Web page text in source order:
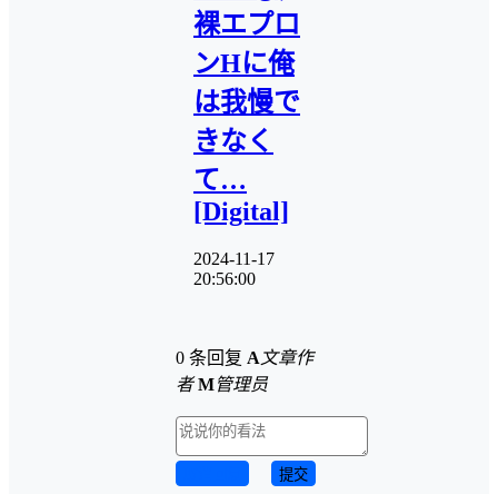
裸エプロ
ンHに俺
は我慢で
きなく
て…
[Digital]
2024-11-17
20:56:00
0 条回复 A 文章作
者 M管理员
提交